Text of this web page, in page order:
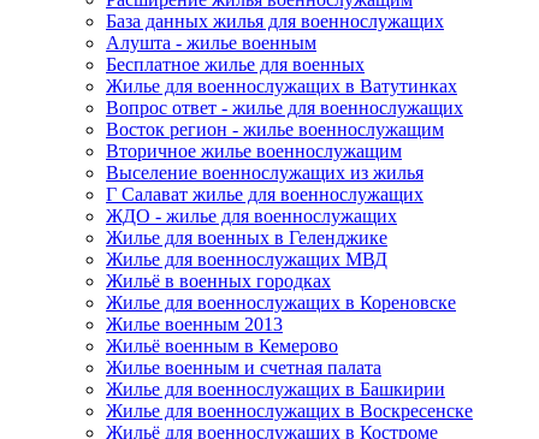
База данных жилья для военнослужащих
Алушта - жилье военным
Бесплатное жилье для военных
Жилье для военнослужащих в Ватутинках
Вопрос ответ - жилье для военнослужащих
Восток регион - жилье военнослужащим
Вторичное жилье военнослужащим
Выселение военнослужащих из жилья
Г Салават жилье для военнослужащих
ЖДО - жилье для военнослужащих
Жилье для военных в Геленджике
Жилье для военнослужащих МВД
Жильё в военных городках
Жилье для военнослужащих в Кореновске
Жилье военным 2013
Жильё военным в Кемерово
Жилье военным и счетная палата
Жилье для военнослужащих в Башкирии
Жилье для военнослужащих в Воскресенске
Жильё для военнослужащих в Костроме